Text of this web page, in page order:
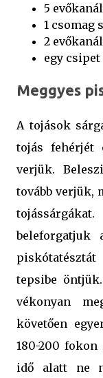
5
1 csomag
2
egy
Meggyes
A tojások
tojás fehérjét
verjük.
tovább verjük,
beleforgatjuk
tepsibe
vékonyan
követően
180-200 fokon
idő alatt ne